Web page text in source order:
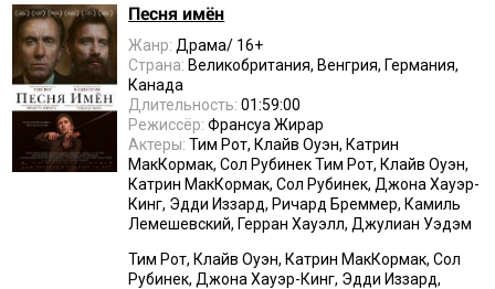
Песня имён
Жанр: Драма/ 16+
Страна: Великобритания, Венгрия, Германия,
Канада
Длительность: 01:59:00
Режиссёр: Франсуа Жирар
Актеры: Тим Рот, Клайв Оуэн, Катрин
МакКормак, Сол Рубинек Тим Рот, Клайв Оуэн,
Катрин МакКормак, Сол Рубинек, Джона Хауэр-
Кинг, Эдди Иззард, Ричард Бреммер, Камиль
Лемешевский, Герран Хауэлл, Джулиан Уэдэм
Тим Рот, Клайв Оуэн, Катрин МакКормак, Сол
Рубинек, Джона Хауэр-Кинг, Эдди Иззард,